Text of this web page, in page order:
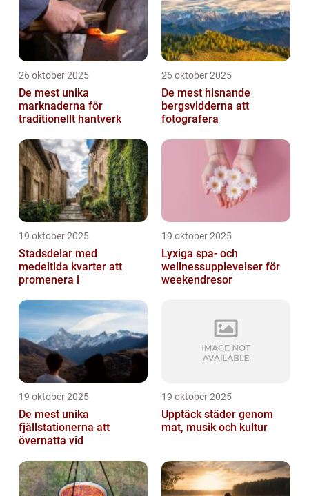
26 oktober 2025
De mest unika
marknaderna för
traditionellt hantverk
26 oktober 2025
De mest hisnande
bergsvidderna att
fotografera
19 oktober 2025
Stadsdelar med
medeltida kvarter att
promenera i
19 oktober 2025
Lyxiga spa- och
wellnessupplevelser för
weekendresor
19 oktober 2025
De mest unika
fjällstationerna att
övernatta vid
19 oktober 2025
Upptäck städer genom
mat, musik och kultur